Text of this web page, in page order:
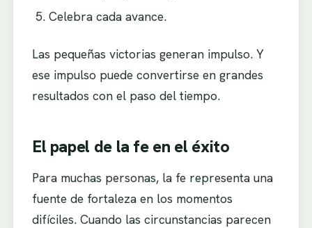
Celebra cada avance.
Las pequeñas victorias generan impulso. Y
ese impulso puede convertirse en grandes
resultados con el paso del tiempo.
El papel de la fe en el éxito
Para muchas personas, la fe representa una
fuente de fortaleza en los momentos
difíciles. Cuando las circunstancias parecen